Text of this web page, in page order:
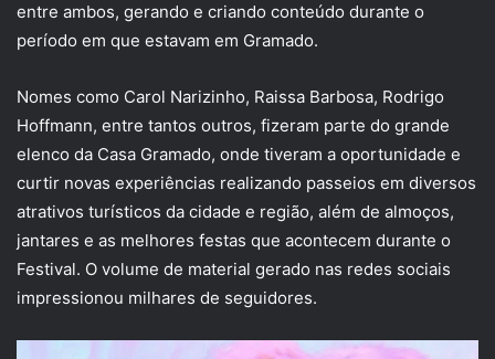
entre ambos, gerando e criando conteúdo durante o
período em que estavam em Gramado.
Nomes como Carol Narizinho, Raissa Barbosa, Rodrigo
Hoffmann, entre tantos outros, fizeram parte do grande
elenco da Casa Gramado, onde tiveram a oportunidade e
curtir novas experiências realizando passeios em diversos
atrativos turísticos da cidade e região, além de almoços,
jantares e as melhores festas que acontecem durante o
Festival. O volume de material gerado nas redes sociais
impressionou milhares de seguidores.